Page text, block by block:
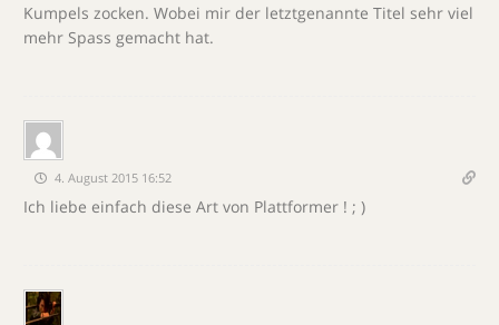
Kumpels zocken. Wobei mir der letztgenannte Titel sehr viel
mehr Spass gemacht hat.
4. August 2015 16:52
Ich liebe einfach diese Art von Plattformer ! ; )